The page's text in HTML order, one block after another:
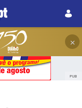
×
PUB